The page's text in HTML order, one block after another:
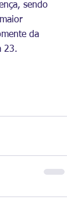
sendo
da
23.